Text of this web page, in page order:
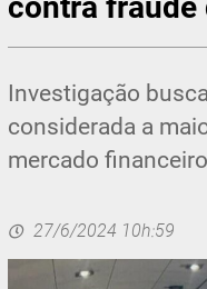
Investigação
considerada a
mercado
27/6/2024 10h:59